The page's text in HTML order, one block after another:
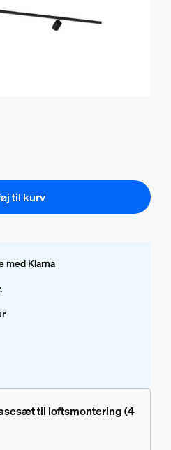
til kurv
med Klarna
til loftsmontering (4